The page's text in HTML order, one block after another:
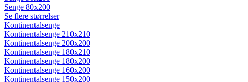
Senge 80x200
Se flere størrelser
Kontinentalsenge
Kontinentalsenge 210x210
Kontinentalsenge 200x200
Kontinentalsenge 180x210
Kontinentalsenge 180x200
Kontinentalsenge 160x200
Kontinentalsenge 150x200